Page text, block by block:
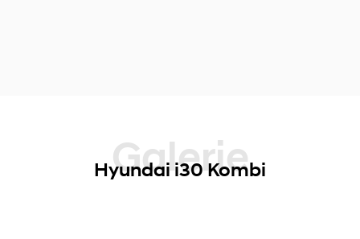
Galerie
Hyundai i30 Kombi